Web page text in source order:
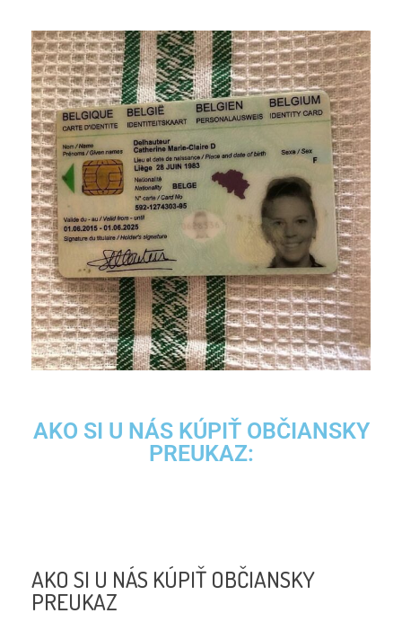
AKO SI U NÁS KÚPIŤ OBČIANSKY
PREUKAZ:
AKO SI U NÁS KÚPIŤ OBČIANSKY
PREUKAZ